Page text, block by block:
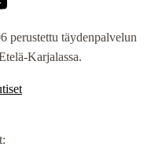
perustettu täydenpalvelun
Karjalassa.
: